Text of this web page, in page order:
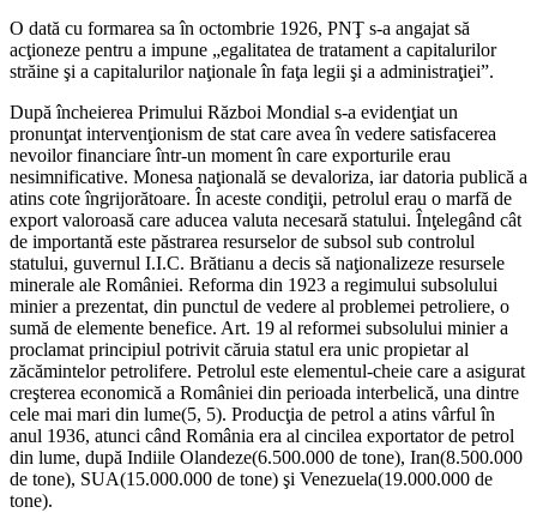
O dată cu formarea sa în octombrie 1926, PNŢ s-a angajat să
acţioneze pentru a impune „egalitatea de tratament a capitalurilor
străine şi a capitalurilor naţionale în faţa legii şi a administraţiei”.
După încheierea Primului Război Mondial s-a evidenţiat un
pronunţat intervenţionism de stat care avea în vedere satisfacerea
nevoilor financiare într-un moment în care exporturile erau
nesimnificative. Monesa naţională se devaloriza, iar datoria publică a
atins cote îngrijorătoare. În aceste condiţii, petrolul erau o marfă de
export valoroasă care aducea valuta necesară statului. Înţelegând cât
de importantă este păstrarea resurselor de subsol sub controlul
statului, guvernul I.I.C. Brătianu a decis să naţionalizeze resursele
minerale ale României. Reforma din 1923 a regimului subsolului
minier a prezentat, din punctul de vedere al problemei petroliere, o
sumă de elemente benefice. Art. 19 al reformei subsolului minier a
proclamat principiul potrivit căruia statul era unic propietar al
zăcămintelor petrolifere. Petrolul este elementul-cheie care a asigurat
creşterea economică a României din perioada interbelică, una dintre
cele mai mari din lume(5, 5). Producţia de petrol a atins vârful în
anul 1936, atunci când România era al cincilea exportator de petrol
din lume, după Indiile Olandeze(6.500.000 de tone), Iran(8.500.000
de tone), SUA(15.000.000 de tone) şi Venezuela(19.000.000 de
tone).